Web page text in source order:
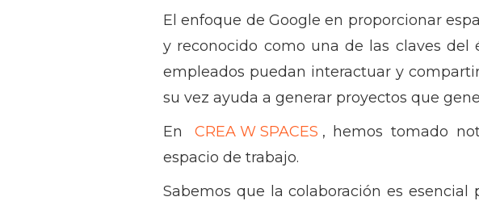
El enfoque de Google en proporcionar
y reconocido como una de las claves
empleados puedan interactuar y
su vez ayuda a generar proyectos que
En
CREA W SPACES , hemos tomado
espacio de trabajo.
Sabemos que la colaboración es